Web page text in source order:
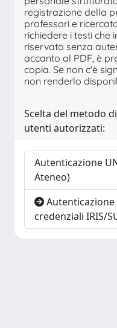
registrazione della
professori e
richiedere i testi che
riservato senza
accanto al PDF, è
copia. Se non c'è
non renderlo
Scelta del metodo
utenti autorizzati:
Autenticazione
Ateneo)
credenziali IRIS/